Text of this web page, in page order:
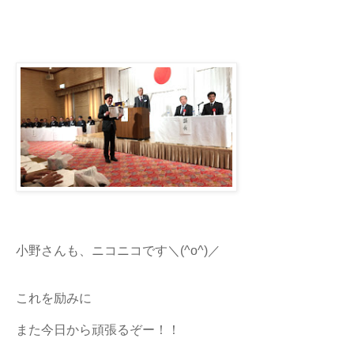
小野さんも、ニコニコです＼(^o^)／
これを励みに
また今日から頑張るぞー！！